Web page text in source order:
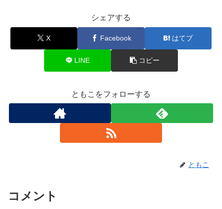
シェアする
X Facebook はてブ
LINE コピー
ともこをフォローする
ともこ
コメント